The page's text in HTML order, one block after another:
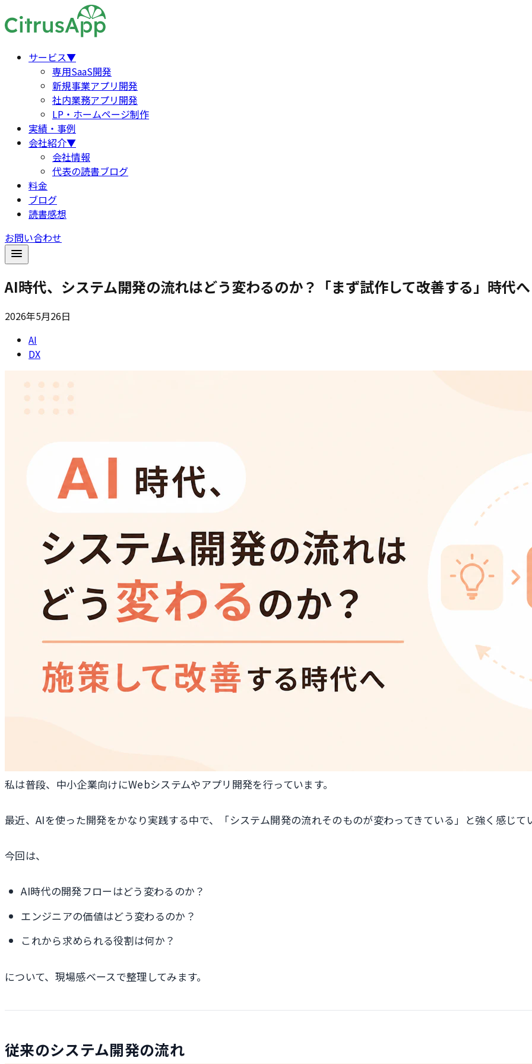
サービス▼
専用SaaS開発
新規事業アプリ開発
社内業務アプリ開発
LP・ホームページ制作
実績・事例
会社紹介▼
会社情報
代表の読書ブログ
料金
ブログ
読書感想
お問い合わせ
AI時代、システム開発の流れはどう変わるのか？「まず試作して改善する」時代へ
2026年5月26日
AI
DX
私は普段、中小企業向けにWebシステムやアプリ開発を行っています。
最近、AIを使った開発をかなり実践する中で、「システム開発の流れそのものが変わってきている」と強く感じて
今回は、
AI時代の開発フローはどう変わるのか？
エンジニアの価値はどう変わるのか？
これから求められる役割は何か？
について、現場感ベースで整理してみます。
従来のシステム開発の流れ